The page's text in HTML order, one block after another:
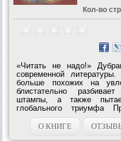
Кол-во
«Читать не надо!»
современной
больше похожих на
блистательно
штампы, а также
глобального триумфа
остроумной критики
переходит к гораздо
О КНИГЕ